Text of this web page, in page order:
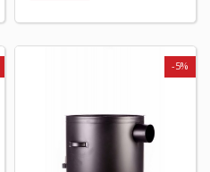
-5%